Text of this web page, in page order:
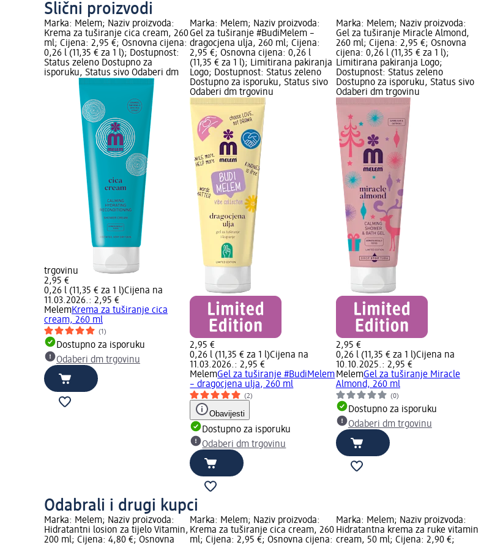
Slični proizvodi
Marka: Melem; Naziv proizvoda:
Krema za tuširanje cica cream, 260
ml; Cijena: 2,95 €; Osnovna cijena:
0,26 l (11,35 € za 1 l); Dostupnost:
Status zeleno Dostupno za
isporuku, Status sivo Odaberi dm
trgovinu
2,95 €
0,26 l (11,35 € za 1 l)Cijena na
11.03.2026.: 2,95 €
MelemKrema za tuširanje cica
cream, 260 ml
(1)
Dostupno za isporuku
Odaberi dm trgovinu
Marka: Melem; Naziv proizvoda:
Gel za tuširanje #BudiMelem –
dragocjena ulja, 260 ml; Cijena:
2,95 €; Osnovna cijena: 0,26 l
(11,35 € za 1 l); Limitirana pakiranja
Logo; Dostupnost: Status zeleno
Dostupno za isporuku, Status sivo
Odaberi dm trgovinu
2,95 €
0,26 l (11,35 € za 1 l)Cijena na
11.03.2026.: 2,95 €
MelemGel za tuširanje #BudiMelem
– dragocjena ulja, 260 ml
(2)
Obavijesti
Dostupno za isporuku
Odaberi dm trgovinu
Marka: Melem; Naziv proizvoda:
Gel za tuširanje Miracle Almond,
260 ml; Cijena: 2,95 €; Osnovna
cijena: 0,26 l (11,35 € za 1 l);
Limitirana pakiranja Logo;
Dostupnost: Status zeleno
Dostupno za isporuku, Status sivo
Odaberi dm trgovinu
2,95 €
0,26 l (11,35 € za 1 l)Cijena na
10.10.2025.: 2,95 €
MelemGel za tuširanje Miracle
Almond, 260 ml
(0)
Dostupno za isporuku
Odaberi dm trgovinu
Odabrali i drugi kupci
Marka: Melem; Naziv proizvoda:
Hidratantni losion za tijelo Vitamin,
200 ml; Cijena: 4,80 €; Osnovna
Marka: Melem; Naziv proizvoda:
Krema za tuširanje cica cream, 260
ml; Cijena: 2,95 €; Osnovna cijena:
Marka: Melem; Naziv proizvoda:
Hidratantna krema za ruke vitamin
cream, 50 ml; Cijena: 2,90 €;